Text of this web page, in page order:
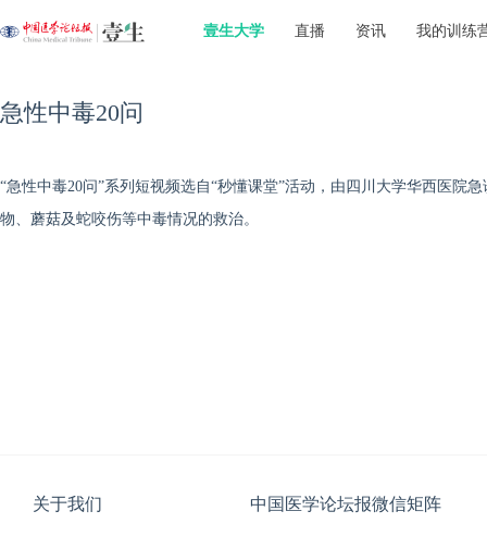
壹生大学 直播 资讯 我的训练
急性中毒20问
“急性中毒20问”系列短视频选自“秒懂课堂”活动，由四川大学华西医院
物、蘑菇及蛇咬伤等中毒情况的救治。
关于我们 中国医学论坛报微信矩阵